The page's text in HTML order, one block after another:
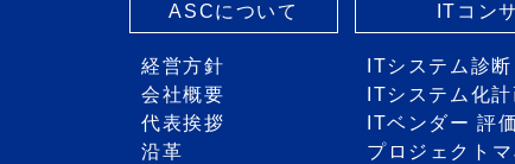
ASCについて
経営方針
会社概要
代表挨拶
沿革
ITコン
ITシステム診
ITシステム化
ITベンダー 評
プロジェクト